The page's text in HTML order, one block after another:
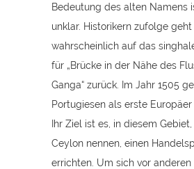
Bedeutung des alten Namens
unklar. Historikern zufolge
wahrscheinlich auf das
für „Brücke in der Nähe des
Ganga“ zurück. Im Jahr 1505
Portugiesen als erste Europäer
Ihr Ziel ist es, in diesem
Ceylon nennen, einen
errichten. Um sich vor